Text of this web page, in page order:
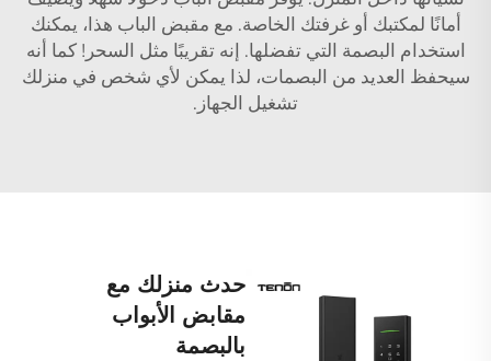
أمانًا لمكتبك أو غرفتك الخاصة. مع مقبض الباب هذا، يمكنك
استخدام البصمة التي تفضلها. إنه تقريبًا مثل السحر! كما أنه
سيحفظ العديد من البصمات، لذا يمكن لأي شخص في منزلك
تشغيل الجهاز.
حدث منزلك مع
مقابض الأبواب
بالبصمة